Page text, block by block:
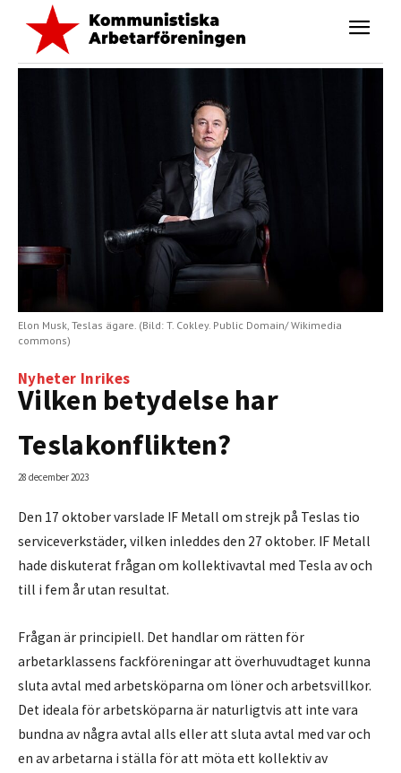
Elon Musk, Teslas ägare. (Bild: T. Cokley. Public Domain/ Wikimedia
commons)
Nyheter Inrikes
Vilken betydelse har
Teslakonflikten?
28 december 2023
Den 17 oktober varslade IF Metall om strejk på Teslas tio
serviceverkstäder, vilken inleddes den 27 oktober. IF Metall
hade diskuterat frågan om kollektivavtal med Tesla av och
till i fem år utan resultat.
Frågan är principiell. Det handlar om rätten för
arbetarklassens fackföreningar att överhuvudtaget kunna
sluta avtal med arbetsköparna om löner och arbetsvillkor.
Det ideala för arbetsköparna är naturligtvis att inte vara
bundna av några avtal alls eller att sluta avtal med var och
en av arbetarna i ställa för att möta ett kollektiv av